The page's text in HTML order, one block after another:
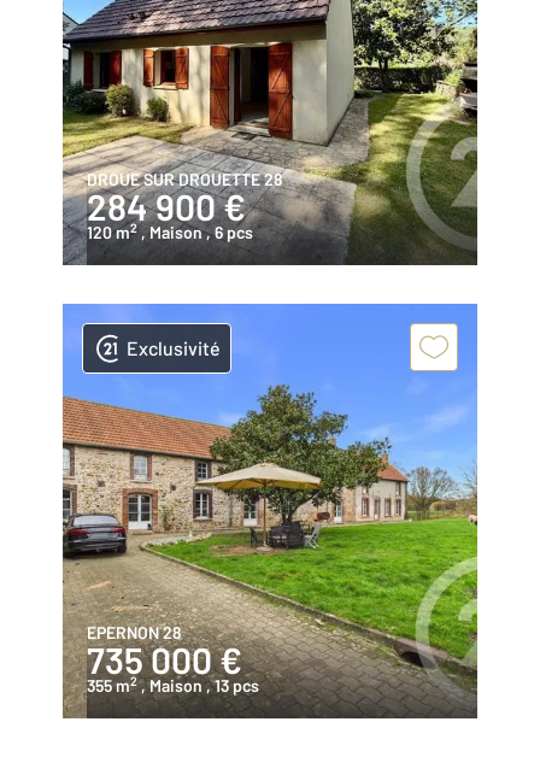
DROUE SUR DROUETTE 28
284 900 €
120 m2 , Maison, 6 pcs
Exclusivité
EPERNON 28
735 000 €
355 m2 , Maison , 13 pcs